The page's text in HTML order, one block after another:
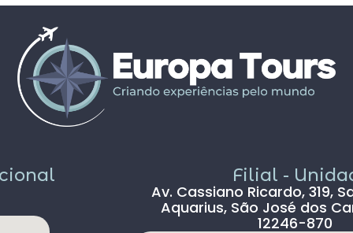
propostos foram bem interessantes ,
passeios inclusos tipo barco ,entrada em
museus sem filas .
Pais todo está de parabéns ,tudo limpo ,
sem pichação, super seguro ( andava com
celular na mão sem medo )
Dou 5* para a Agência Europatour
Sr.Gabriel em especial
, outro absurdo é o freeshop maior ser
antes da imigração ,so encontramos um
freeshop bem pequeno ,decepcionante .
Filial -
Av. Cassiano Ricardo, 319,
Aquarius, São José dos
12246-870